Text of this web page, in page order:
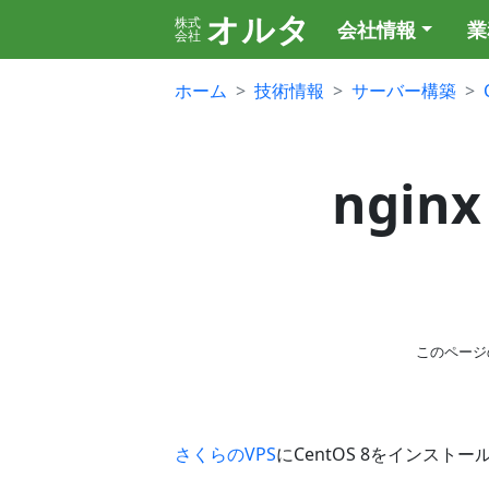
株式
会社 オルタ 会社情報
ホーム 技術情報 サーバー構築
nginx
このペー
さくらのVPSにCentOS 8をインストー